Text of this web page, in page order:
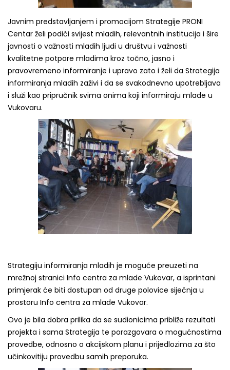
Javnim predstavljanjem i promocijom Strategije PRONI
Centar želi podići svijest mladih, relevantnih institucija i šire
javnosti o važnosti mladih ljudi u društvu i važnosti
kvalitetne potpore mladima kroz točno, jasno i
pravovremeno informiranje i upravo zato i želi da Strategija
informiranja mladih zaživi i da se svakodnevno upotrebljava
i služi kao pripručnik svima onima koji informiraju mlade u
Vukovaru.
Strategiju informiranja mladih je moguće preuzeti na
mrežnoj stranici Info centra za mlade Vukovar, a isprintani
primjerak će biti dostupan od druge polovice siječnja u
prostoru Info centra za mlade Vukovar.
Ovo je bila dobra prilika da se sudionicima približe rezultati
projekta i sama Strategija te porazgovara o mogućnostima
provedbe, odnosno o akcijskom planu i prijedlozima za što
učinkovitiju provedbu samih preporuka.